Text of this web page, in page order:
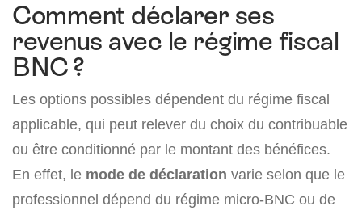
Comment déclarer ses
revenus avec le régime fiscal
BNC ?
Les options possibles dépendent du régime fiscal
applicable, qui peut relever du choix du contribuable
ou être conditionné par le montant des bénéfices.
En effet, le mode de déclaration varie selon que le
professionnel dépend du régime micro-BNC ou de